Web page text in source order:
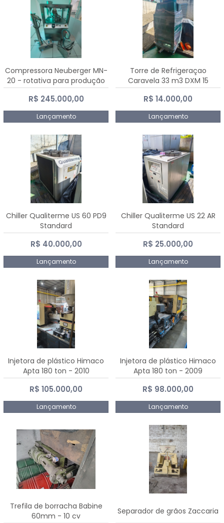
Compressora Neuberger MN-
20 - rotativa para produção
de comprimidos
R$ 245.000,00
Lançamento
Torre de Refrigeraçao
Caravela 33 m3 DXM 15
R$ 14.000,00
Lançamento
Chiller Qualiterme US 60 PD9
Standard
R$ 40.000,00
Lançamento
Chiller Qualiterme US 22 AR
Standard
R$ 25.000,00
Lançamento
Injetora de plástico Himaco
Apta 180 ton - 2010
R$ 105.000,00
Lançamento
Injetora de plástico Himaco
Apta 180 ton - 2009
R$ 98.000,00
Lançamento
Trefila de borracha Babine
60mm - 10 cv
Separador de grãos Zaccaria